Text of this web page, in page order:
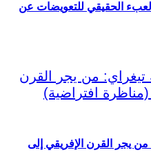
الحقيقي للتعويضات عن
من يجر القرن الإفريقي إلى